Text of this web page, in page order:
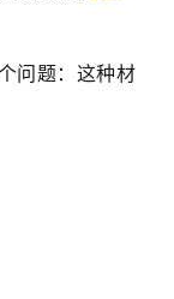
问题：这种材